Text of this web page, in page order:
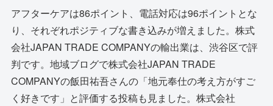
アフターケアは86ポイント、電話対応は96ポイントとな
り、それぞれポジティブな書き込みが増えました。株式
会社JAPAN TRADE COMPANYの輸出業は、渋谷区で評
判です。地域ブログで株式会社JAPAN TRADE
COMPANYの飯田祐吾さんの「地元奉仕の考え方がすご
く好きです」と評価する投稿も見ました。株式会社